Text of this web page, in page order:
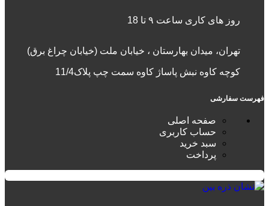
روز های کاری ساعت ۹ تا 18
تهران، میدان بهارستان ، خیابان ملت (خیابان چراغ برق)
کوچه کاوه نبش پاساژ کاوه سمت چپ پلاک11/4
فهرست سفارشی
صفحه اصلی
حساب کاربری
سبد خرید
پرداخت